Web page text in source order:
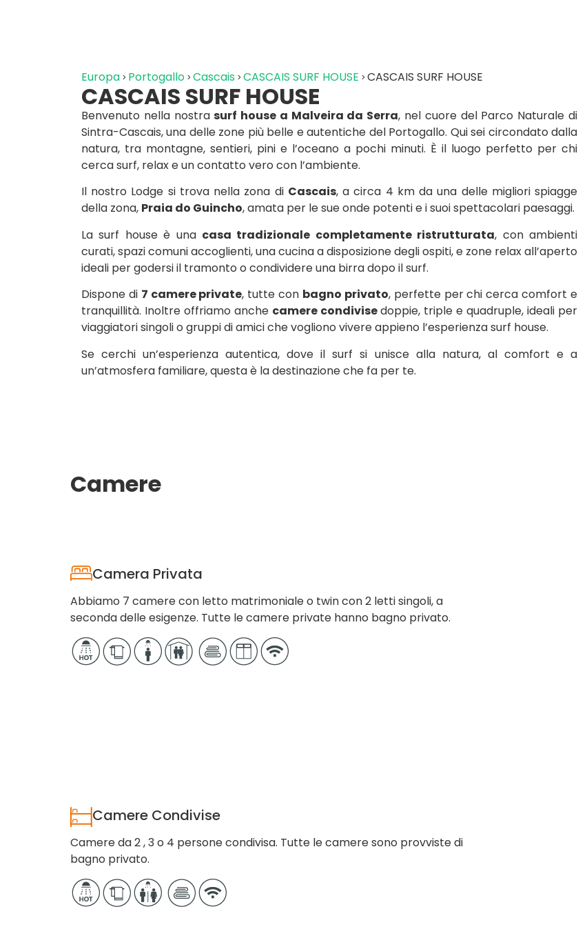
Europa Portogallo Cascais CASCAIS SURF HOUSE CASCAIS SURF HOUSE
CASCAIS SURF HOUSE
Benvenuto nella nostrasurf house a Malveira da Serra, nel cuore del Parco Naturale di
Sintra-Cascais, una delle zone più belle e autentiche del Portogallo. Qui sei circondato dalla
natura, tra montagne, sentieri, pini e l’oceano a pochi minuti. È il luogo perfetto per chi
cerca surf, relax e un contatto vero con l’ambiente.
Il nostro Lodge si trova nella zona di Cascais, a circa 4 km da una delle migliori spiagge
della zona, Praia do Guincho, amata per le sue onde potenti e i suoi spettacolari paesaggi.
La surf house è una casa tradizionale completamente ristrutturata, con ambienti
curati, spazi comuni accoglienti, una cucina a disposizione degli ospiti, e zone relax all’aperto
ideali per godersi il tramonto o condividere una birra dopo il surf.
Dispone di 7 camere private, tutte con bagno privato, perfette per chi cerca comfort e
tranquillità. Inoltre offriamo anche camere condivisedoppie, triple e quadruple, ideali per
viaggiatori singoli o gruppi di amici che vogliono vivere appieno l’esperienza surf house.
Se cerchi un’esperienza autentica, dove il surf si unisce alla natura, al comfort e a
un’atmosfera familiare, questa è la destinazione che fa per te.
Camere
Camera Privata
Abbiamo 7 camere con letto matrimoniale o twin con 2 letti singoli, a
seconda delle esigenze. Tutte le camere private hanno bagno privato.
Camere Condivise
Camere da 2 , 3 o 4 persone condivisa. Tutte le camere sono provviste di
bagno privato.